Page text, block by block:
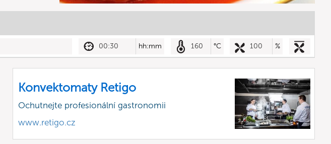
00:30 hh:mm 160 °C 100 %
Konvektomaty Retigo
Ochutnejte profesionální gastronomii
www.retigo.cz